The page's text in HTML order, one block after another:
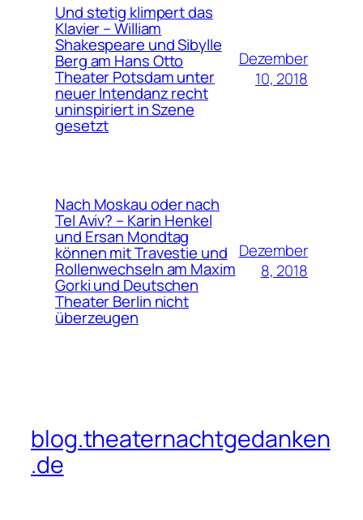
Und stetig klimpert das
Klavier – William
Shakespeare und Sibylle
Berg am Hans Otto
Theater Potsdam unter
neuer Intendanz recht
uninspiriert in Szene
gesetzt
Dezember
10, 2018
Nach Moskau oder nach
Tel Aviv? – Karin Henkel
und Ersan Mondtag
können mit Travestie und
Rollenwechseln am Maxim
Gorki und Deutschen
Theater Berlin nicht
überzeugen
Dezember
8, 2018
blog.theaternachtgedanken
.de